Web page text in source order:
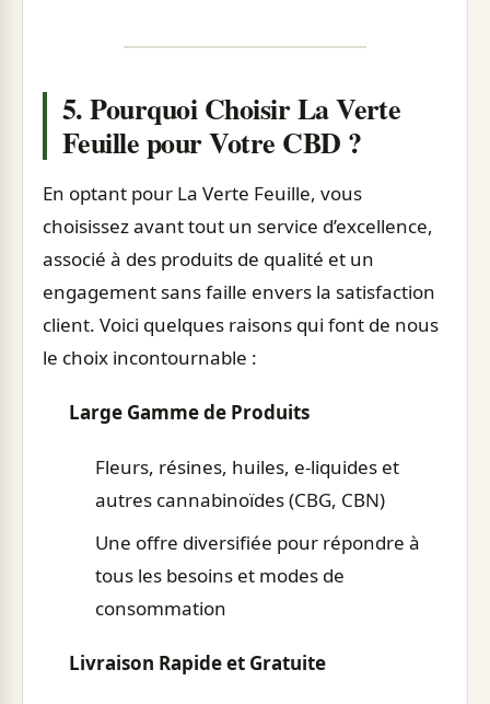
5. Pourquoi Choisir La Verte
Feuille pour Votre CBD ?
En optant pour La Verte Feuille, vous
choisissez avant tout un service d’excellence,
associé à des produits de qualité et un
engagement sans faille envers la satisfaction
client. Voici quelques raisons qui font de nous
le choix incontournable :
Large Gamme de Produits
Fleurs, résines, huiles, e-liquides et
autres cannabinoïdes (CBG, CBN)
Une offre diversifiée pour répondre à
tous les besoins et modes de
consommation
Livraison Rapide et Gratuite